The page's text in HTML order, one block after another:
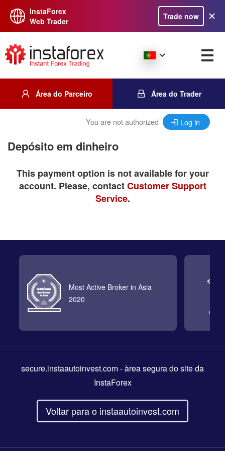
InstaForex
Web Trader
Trade now
Área do Parceiro Área do Trader
You are not authorized Log in
Depósito em dinheiro
This payment option is not available for your
account. Please, contactCustomer Support
Service.
Most Active Broker in Asia
2020
secure.instaautoinvest.com- àrea segura do site da
InstaForex
Voltar para o instaautoinvest.com